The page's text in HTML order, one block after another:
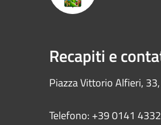
Recapiti e
Piazza Vittorio Alfieri,
Telefono: +39 0141